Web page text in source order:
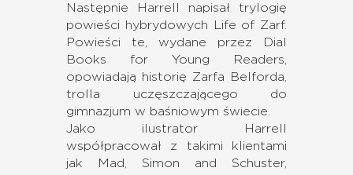
Następnie Harrell napisał trylogię
powieści hybrydowych Life of Zarf.
Powieści te, wydane przez Dial
Books for Young Readers,
opowiadają historię Zarfa Belforda,
trolla uczęszczającego do
gimnazjum w baśniowym świecie.
Jako ilustrator Harrell
współpracował z takimi klientami
jak Mad, Simon and Schuster,